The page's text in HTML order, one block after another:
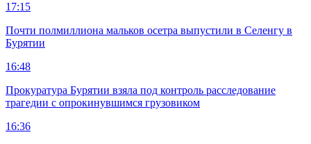
17:15
Почти полмиллиона мальков осетра выпустили в Селенгу в
Бурятии
16:48
Прокуратура Бурятии взяла под контроль расследование
трагедии с опрокинувшимся грузовиком
16:36